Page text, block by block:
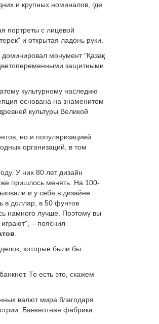
и крупных номиналов, где
портреты с лицевой
и открытая ладонь руки.
монумент "Қазақ
защитными
культурному наследию
основана на знаменитом
культуры Великой
но и популяризацией
организаций, в том
У них 80 лет дизайн
пришлось менять. На 100-
и у себя в дизайне
в доллар, в 50 фунтов
намного лучше. Поэтому вы
– пояснил
которые были бы
То есть это, скажем
валют мира благодаря
Банкнотная фабрика